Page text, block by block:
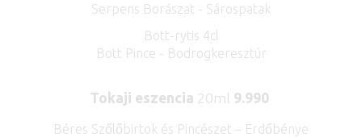
Serpens Borászat - Sárospatak
Bott-rytis 4cl
Bott Pince - Bodrogkeresztúr
Tokaji eszencia 20ml 9.990
Béres Szőlőbirtok és Pincészet – Erdőbénye